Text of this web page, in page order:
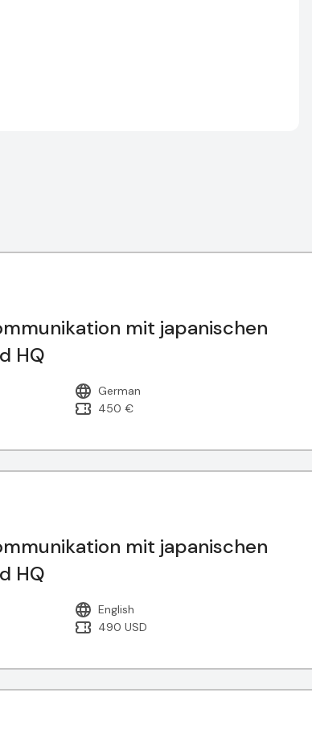
mit japanischen
HQ
German
450 €
mit japanischen
HQ
English
490 USD